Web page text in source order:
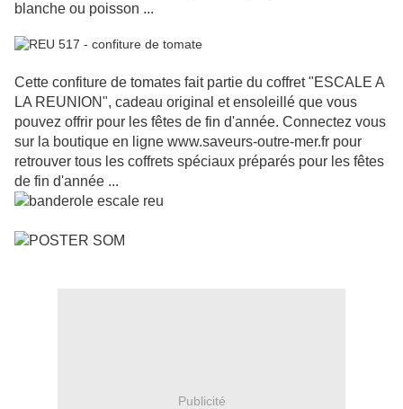
blanche ou poisson ...
Cette confiture de tomates fait partie du coffret "ESCALE A
LA REUNION", cadeau original et ensoleillé que vous
pouvez offrir pour les fêtes de fin d'année. Connectez vous
sur la boutique en ligne www.saveurs-outre-mer.fr pour
retrouver tous les coffrets spéciaux préparés pour les fêtes
de fin d'année ...
Publicité